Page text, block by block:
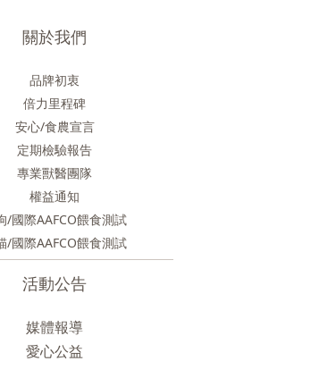
關於我們
品牌初衷
倍力里程碑
安心/食農宣言
定期檢驗報告
專業獸醫團隊
權益通知
/國際AAFCO餵食測試
/國際AAFCO餵食測試
活動公告
媒體報導
愛心公益